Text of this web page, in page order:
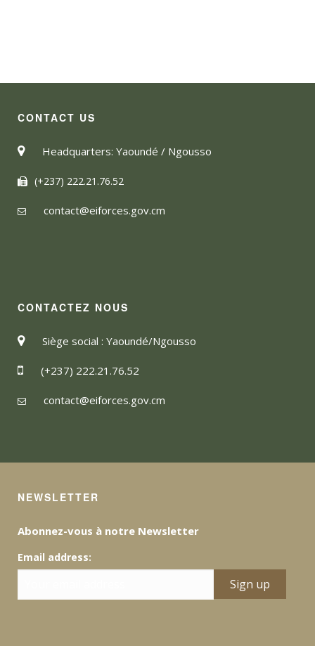
CONTACT US
Headquarters: Yaoundé / Ngousso
(+237) 222.21.76.52
contact@eiforces.gov.cm
CONTACTEZ NOUS
Siège social : Yaoundé/Ngousso
(+237) 222.21.76.52
contact@eiforces.gov.cm
NEWSLETTER
Abonnez-vous à notre Newsletter
Email address: